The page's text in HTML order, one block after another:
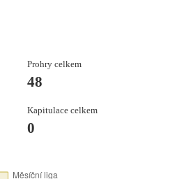
Prohry celkem
48
Kapitulace celkem
0